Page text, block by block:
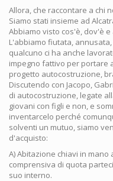
Allora, che raccontare a chi
Siamo stati insieme ad
Abbiamo visto cos'è, dov'è
L'abbiamo fiutata,
qualcuno ci ha anche
impegno fattivo per portare
progetto autocostruzione,
Discutendo con Jacopo,
di autocostruzione, legate
giovani con figli e non, e
inventarcelo perché
solventi un mutuo, siamo
d'acquisto:
A) Abitazione chiavi in
comprensiva di quota
suo interno.